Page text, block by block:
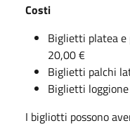
Costi
Biglietti platea
20,00 €
Biglietti palchi
Biglietti
I bigliotti possono